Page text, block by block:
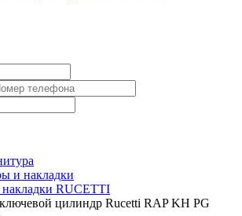
и накладки
RUCETTI
цилиндр Rucetti RAP KH PG